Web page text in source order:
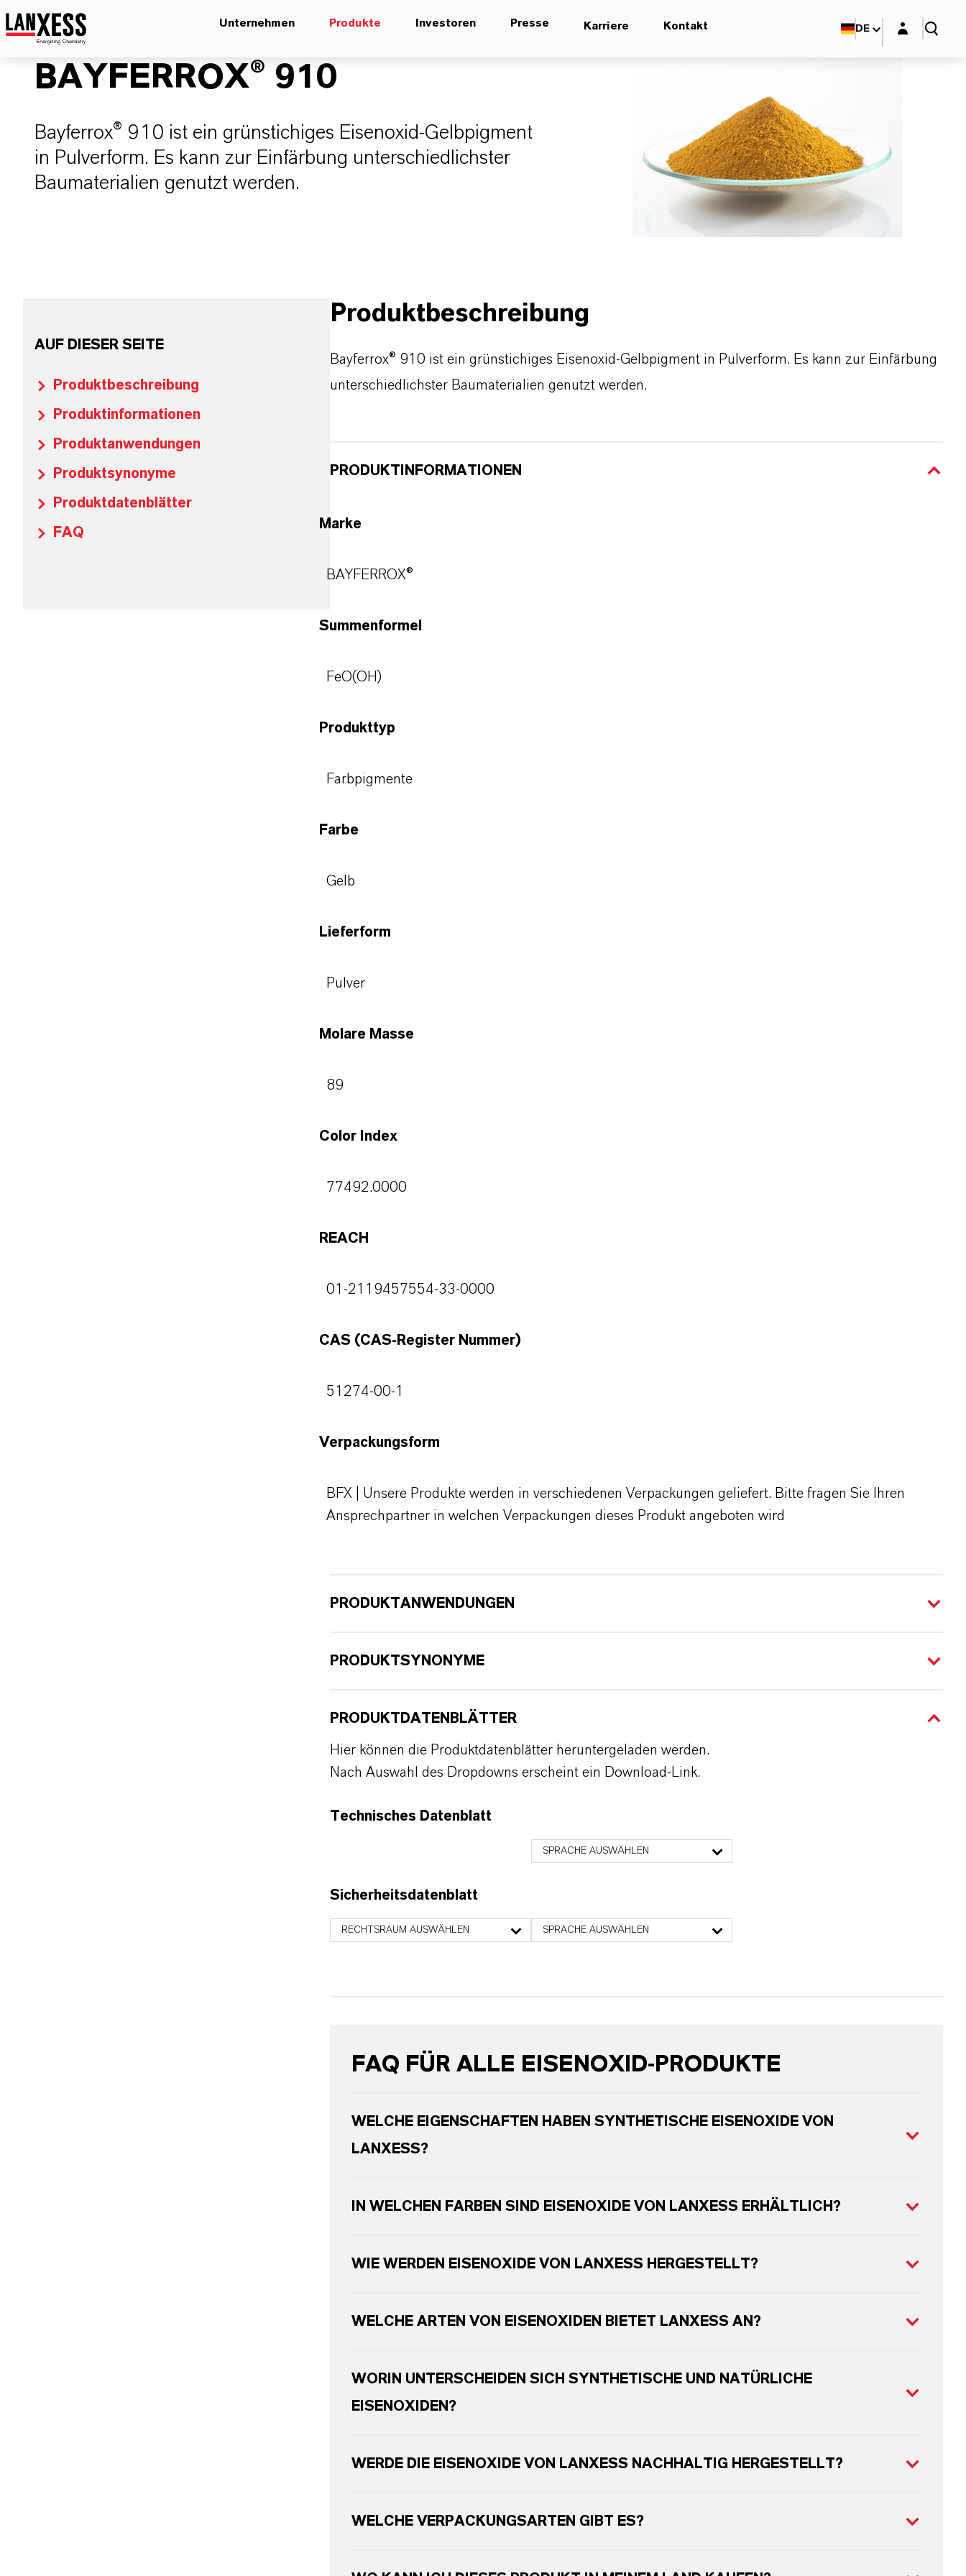
Unternehmen Produkte Investoren Presse Karriere Kontakt DE Login-Maske
BAYFERROX® 910
Bayferrox® 910 ist ein grünstichiges Eisenoxid-Gelbpigment
in Pulverform. Es kann zur Einfärbung unterschiedlichster
Baumaterialien genutzt werden.
AUF DIESER SEITE
Produktbeschreibung
Produktinformationen
Produktanwendungen
Produktsynonyme
Produktdatenblätter
FAQ
Produktbeschreibung
Bayferrox® 910 ist ein grünstichiges Eisenoxid-Gelbpigment in Pulverform. Es kann zur Einfärbung
unterschiedlichster Baumaterialien genutzt werden.
PRODUKTINFORMATIONEN
Marke
BAYFERROX®
Summenformel
FeO(OH)
Produkttyp
Farbpigmente
Farbe
Gelb
Lieferform
Pulver
Molare Masse
89
Color Index
77492.0000
REACH
01-2119457554-33-0000
CAS (CAS-Register Nummer)
51274-00-1
Verpackungsform
BFX | Unsere Produkte werden in verschiedenen Verpackungen geliefert. Bitte fragen Sie Ihren
Ansprechpartner in welchen Verpackungen dieses Produkt angeboten wird
PRODUKTANWENDUNGEN
PRODUKTSYNONYME
PRODUKTDATENBLÄTTER
Hier können die Produktdatenblätter heruntergeladen werden.
Nach Auswahl des Dropdowns erscheint ein Download-Link.
Technisches Datenblatt
SPRACHE AUSWÄHLEN
Sicherheitsdatenblatt
RECHTSRAUM AUSWÄHLEN SPRACHE AUSWÄHLEN
FAQ FÜR ALLE EISENOXID-PRODUKTE
WELCHE EIGENSCHAFTEN HABEN SYNTHETISCHE EISENOXIDE VON
LANXESS?
IN WELCHEN FARBEN SIND EISENOXIDE VON LANXESS ERHÄLTLICH?
WIE WERDEN EISENOXIDE VON LANXESS HERGESTELLT?
WELCHE ARTEN VON EISENOXIDEN BIETET LANXESS AN?
WORIN UNTERSCHEIDEN SICH SYNTHETISCHE UND NATÜRLICHE
EISENOXIDEN?
WERDE DIE EISENOXIDE VON LANXESS NACHHALTIG HERGESTELLT?
WELCHE VERPACKUNGSARTEN GIBT ES?